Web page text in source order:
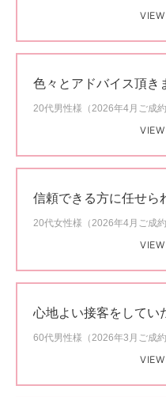
色々とアドバイス頂き
20代男性様（2026年4月ご成約
信頼できる方に任せら
20代女性様（2026年4月ご成約
心地よい接客をしてい
60代男性様（2026年3月ご成約